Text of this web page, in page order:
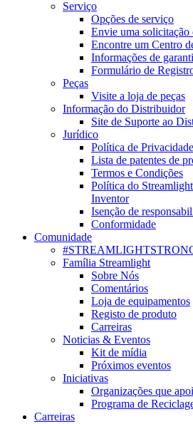
Serviço
Opções de serviço
Envie uma solicitação
Encontre um Centro
Informações de
Formulário de
Peças
Visite a loja de peças
Informação do Distribuidor
Site de Suporte ao
Jurídico
Política de Privacidade
Lista de patentes de
Termos e Condições
Política do
Inventor
Isenção de
Conformidade
Comunidade
Família Streamlight
Sobre Nós
Comentários
Loja de equipamentos
Registo de produto
Carreiras
Noticias & Eventos
Kit de mídia
Próximos eventos
Iniciativas
Organizações que
Programa de
Carreiras